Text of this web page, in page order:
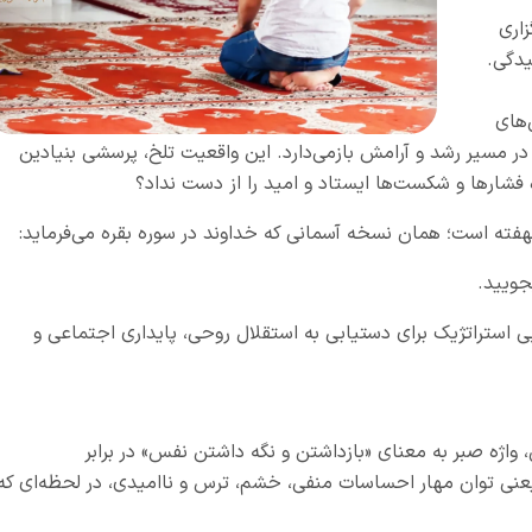
در مسیر رشد و آرامش بازمی‌دارد. این واقعیت تلخ، پرسشی بنیادین
فشارها و شکست‌ها ایستاد و امید را از دست نداد؟
است؛ همان نسخه آسمانی که خداوند در سوره بقره می‌فرماید:
استراتژیک برای دستیابی به استقلال روحی، پایداری اجتماعی و
صبر به معنای «بازداشتن و نگه داشتن نفس» در برابر
توان مهار احساسات منفی، خشم، ترس و ناامیدی، در لحظه‌ای